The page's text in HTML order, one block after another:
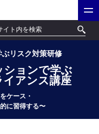
ぶリスク対策研修
ョンで学ぶ
イアンス講座
ケース・
に習得する〜